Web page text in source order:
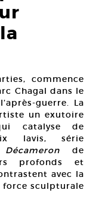
commence
Chagal dans le
guerre. La
un exutoire
catalyse de
lavis, série
Décameron de
profonds et
avec la
sculpturale